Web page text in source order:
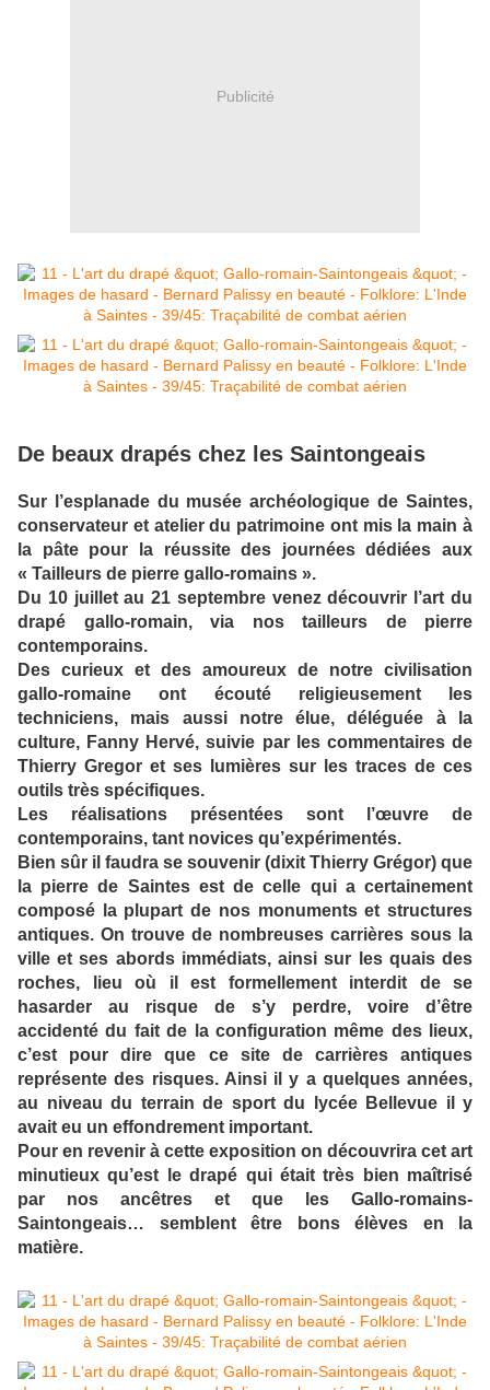
Publicité
De beaux drapés chez les Saintongeais
Sur l’esplanade du musée archéologique de Saintes,
conservateur et atelier du patrimoine ont mis la main à
la pâte pour la réussite des journées dédiées aux
« Tailleurs de pierre gallo-romains ».
Du 10 juillet au 21 septembre venez découvrir l’art du
drapé gallo-romain, via nos tailleurs de pierre
contemporains.
Des curieux et des amoureux de notre civilisation
gallo-romaine ont écouté religieusement les
techniciens, mais aussi notre élue, déléguée à la
culture, Fanny Hervé, suivie par les commentaires de
Thierry Gregor et ses lumières sur les traces de ces
outils très spécifiques.
Les réalisations présentées sont l’œuvre de
contemporains, tant novices qu’expérimentés.
Bien sûr il faudra se souvenir (dixit Thierry Grégor) que
la pierre de Saintes est de celle qui a certainement
composé la plupart de nos monuments et structures
antiques. On trouve de nombreuses carrières sous la
ville et ses abords immédiats, ainsi sur les quais des
roches, lieu où il est formellement interdit de se
hasarder au risque de s’y perdre, voire d’être
accidenté du fait de la configuration même des lieux,
c’est pour dire que ce site de carrières antiques
représente des risques. Ainsi il y a quelques années,
au niveau du terrain de sport du lycée Bellevue il y
avait eu un effondrement important.
Pour en revenir à cette exposition on découvrira cet art
minutieux qu’est le drapé qui était très bien maîtrisé
par nos ancêtres et que les Gallo-romains-
Saintongeais… semblent être bons élèves en la
matière.